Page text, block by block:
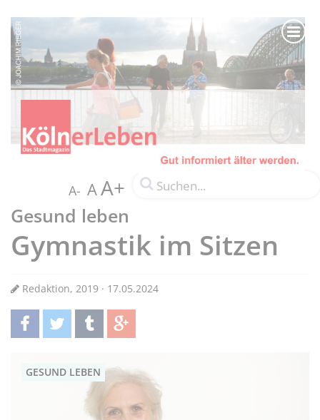
A- AA+
Gesund leben
Gymnastik im Sitzen
Redaktion, 2019 · 17.05.2024
GESUND LEBEN